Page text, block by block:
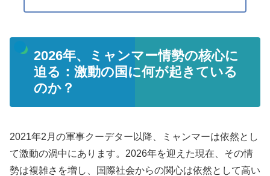
2026年、ミャンマー情勢の核心に
迫る：激動の国に何が起きている
のか？
2021年2月の軍事クーデター以降、ミャンマーは依然とし
て激動の渦中にあります。2026年を迎えた現在、その情
勢は複雑さを増し、国際社会からの関心は依然として高い